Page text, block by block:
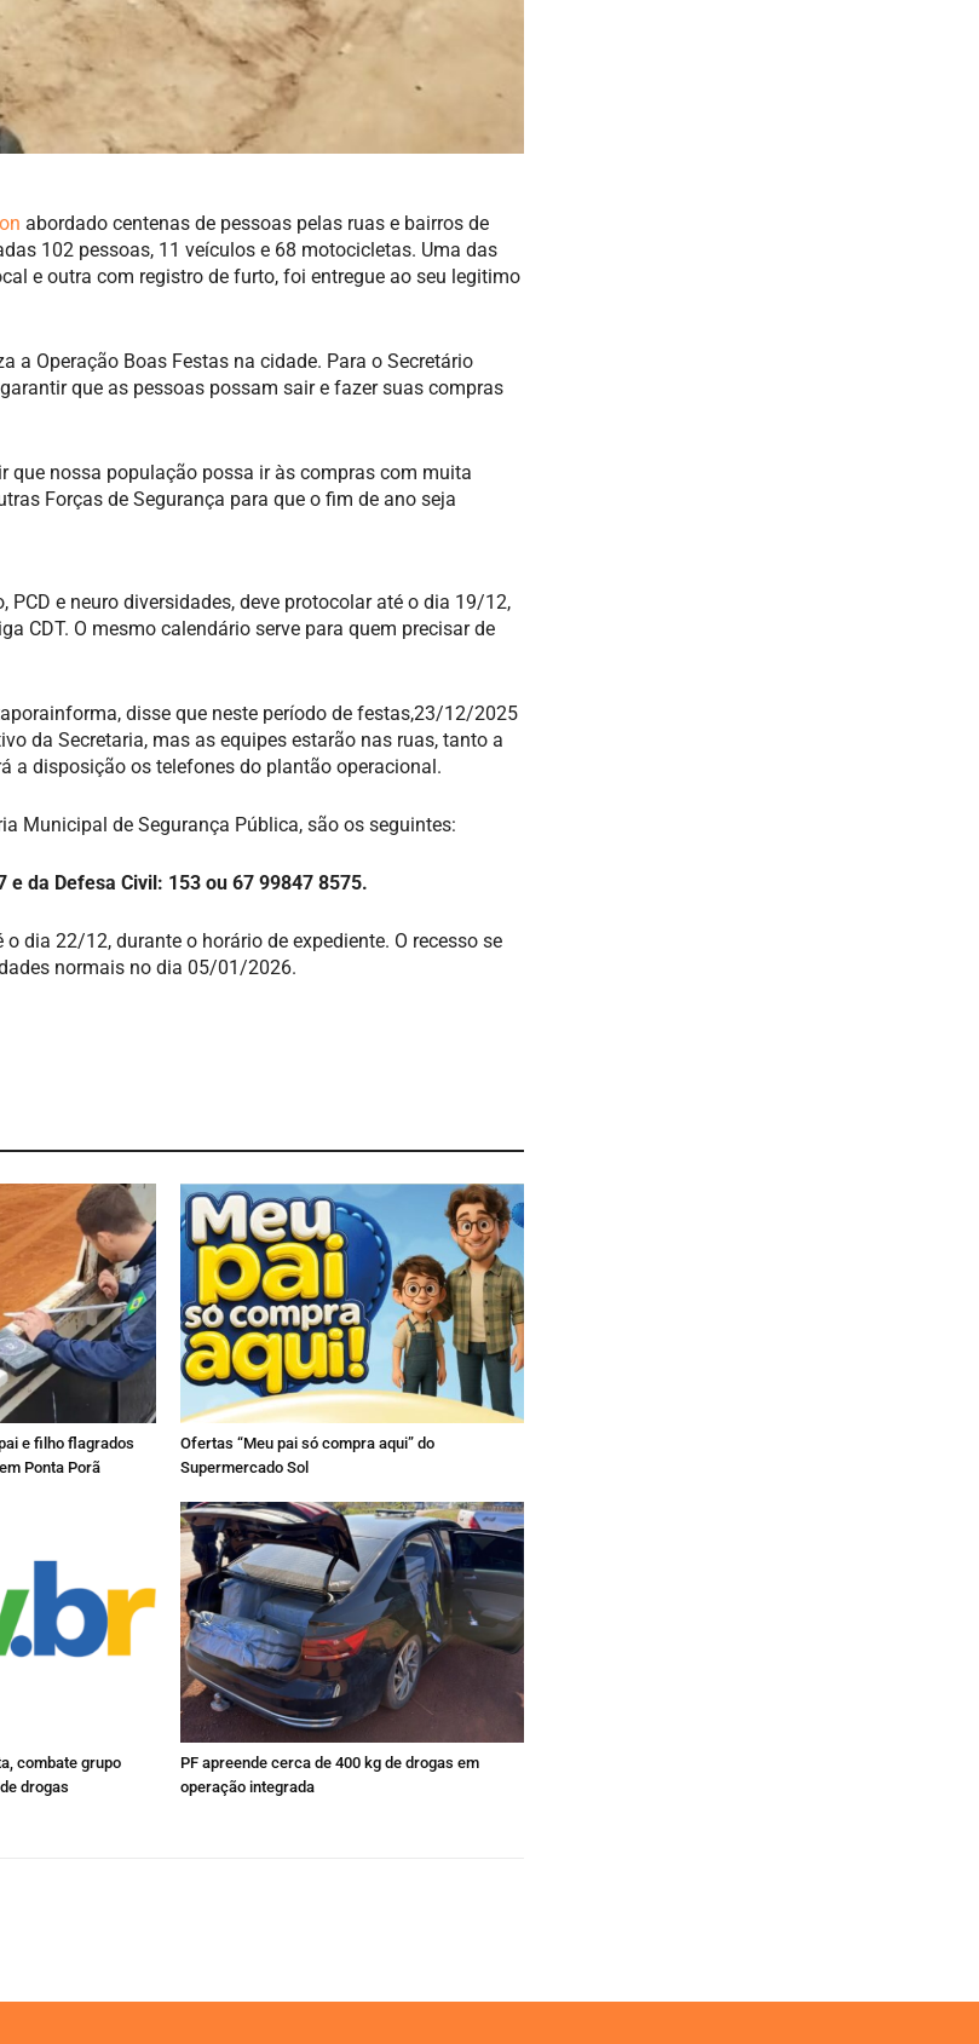
abordado centenas de pessoas pelas ruas e bairros de
102 pessoas, 11 veículos e 68 motocicletas. Uma das
e outra com registro de furto, foi entregue ao seu legitimo
a Operação Boas Festas na cidade. Para o Secretário
que as pessoas possam sair e fazer suas compras
que nossa população possa ir às compras com muita
Forças de Segurança para que o fim de ano seja
e neuro diversidades, deve protocolar até o dia 19/12,
CDT. O mesmo calendário serve para quem precisar de
disse que neste período de festas,23/12/2025
da Secretaria, mas as equipes estarão nas ruas, tanto a
a disposição os telefones do plantão operacional.
Municipal de Segurança Pública, são os seguintes:
e da Defesa Civil: 153 ou 67 99847 8575.
dia 22/12, durante o horário de expediente. O recesso se
normais no dia 05/01/2026.
e filho flagrados
Ponta Porã
Ofertas “Meu pai só compra aqui” do
Supermercado Sol
combate grupo
drogas
PF apreende cerca de 400 kg de drogas em
operação integrada